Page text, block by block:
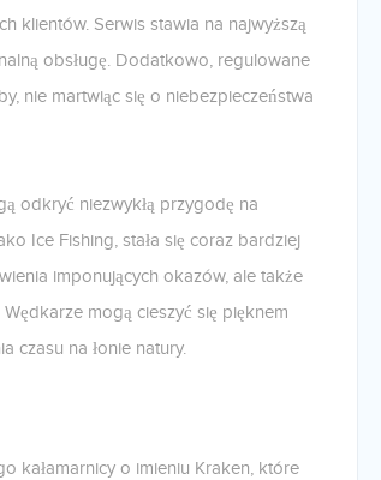
klientów. Serwis stawia na najwyższą
obsługę. Dodatkowo, regulowane
nie martwiąc się o niebezpieczeństwa
odkryć niezwykłą przygodę na
Ice Fishing, stała się coraz bardziej
imponujących okazów, ale także
mogą cieszyć się pięknem
czasu na łonie natury.
kałamarnicy o imieniu Kraken, które